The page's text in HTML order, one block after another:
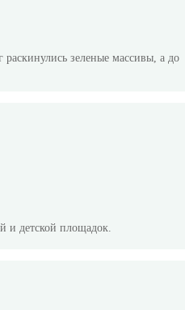
раскинулись зеленые массивы, а до
и детской площадок.